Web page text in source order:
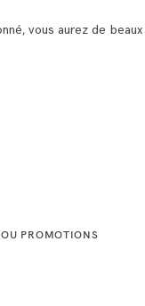
vous aurez de
PROMOTIONS